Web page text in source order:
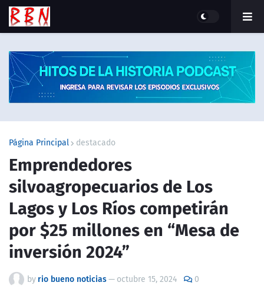
Página Principal destacado
Emprendedores
silvoagropecuarios de Los
Lagos y Los Ríos competirán
por $25 millones en “Mesa de
inversión 2024”
by rio bueno noticias— octubre 15, 2024 0